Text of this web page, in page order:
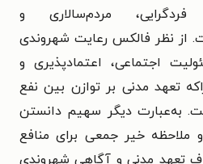
فردگرایی، مردم‌سالاری و
از نظر فالکس رعایت شهروندی
اجتماعی، اعتمادپذیری و
تعهد مدنی بر توازن بین نفع
به‌عبارت دیگر سهیم دانستن
خیر جمعی برای منافع
تعهد مدنی و آگاهی شهروندی